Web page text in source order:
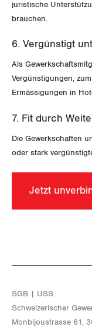
Zug
Zürich
juristische
brauchen.
6. Vergünstigt
Als
Vergünstigungen,
Ermässigungen in
7. Fit durch
Die Gewerkschaften
oder stark
Jetzt
SGB | USS
Schwei­ze­ri­scher
Mon­bi­joustras­se 61,